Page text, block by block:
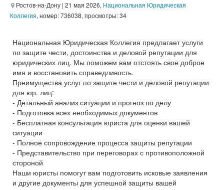
Ростов-на-Дону | 21 мая 2026, Национальная Юридическая
Коллегия, номер: 736038, просмотры: 34
Национальная Юридическая Коллегия предлагает услуги
по защите чести, достоинства и деловой репутации для
юридических лиц. Мы поможем вам отстоять свое доброе
имя и восстановить справедливость.
Преимущества услуг по защите чести и деловой репутации
для юр. лиц:
- Детальный анализ ситуации и прогноз по делу
- Подготовка всех необходимых документов
- Бесплатная консультация юриста для оценки вашей
ситуации
- Полное сопровождение процесса защиты репутации
- Представительство при переговорах с противоположной
стороной
Наши юристы помогут вам подготовить исковые заявления
и другие документы для успешной защиты вашей